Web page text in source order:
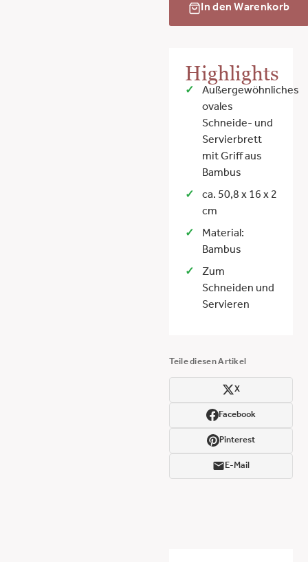
In den Warenkorb
Highlights
Außergewöhnliches
ovales
Schneide- und
Servierbrett
mit Griff aus
Bambus
ca. 50,8 x 16 x 2
cm
Material:
Bambus
Zum
Schneiden und
Servieren
Teile diesen Artikel
X
Facebook
Pinterest
E-Mail